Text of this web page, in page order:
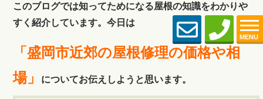
MENU
このブログでは知ってためになる屋根の知識をわかりや
すく紹介しています。今日は
「盛岡市近郊の屋根修理の価格や相
場」
についてお伝えしようと思います。